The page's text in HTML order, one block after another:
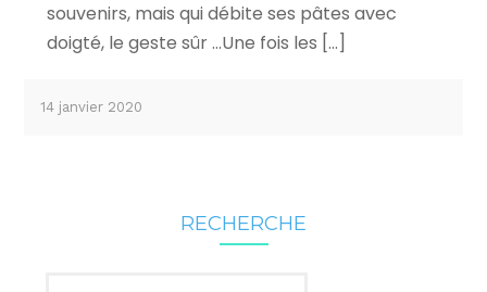
souvenirs, mais qui débite ses pâtes avec
doigté, le geste sûr …Une fois les […]
14 janvier 2020
RECHERCHE